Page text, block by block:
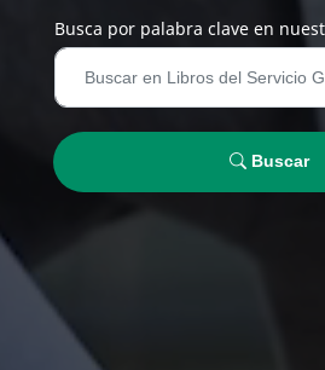
Busca por palabra clave en
Buscar